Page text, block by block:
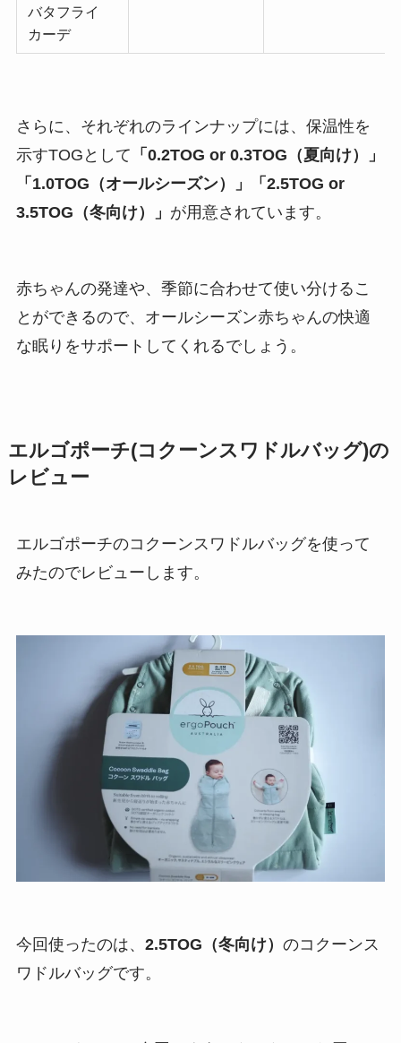
バタフライ
カーデ
さらに、それぞれのラインナップには、保温性を
示すTOGとして 「0.2TOG or 0.3TOG（夏向け）」
「1.0TOG（オールシーズン）」「2.5TOG or
3.5TOG（冬向け）」 が用意されています。
赤ちゃんの発達や、季節に合わせて使い分けるこ
とができるので、オールシーズン赤ちゃんの快適
な眠りをサポートしてくれるでしょう。
エルゴポーチ(コクーンスワドルバッグ)の
レビュー
エルゴポーチのコクーンスワドルバッグを使って
みたのでレビューします。
今回使ったのは、 2.5TOG（冬向け） のコクーンス
ワドルバッグです。